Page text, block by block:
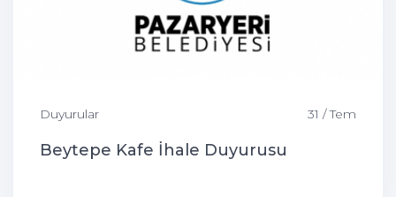
Duyurular 31 / Tem
Beytepe Kafe İhale Duyurusu